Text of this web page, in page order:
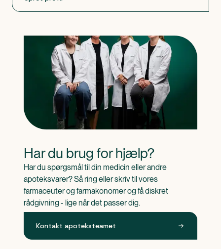
Har du brug for hjælp?
Har du spørgsmål til din medicin eller andre
apoteksvarer? Så ring eller skriv til vores
farmaceuter og farmakonomer og få diskret
rådgivning - lige når det passer dig.
Kontakt apoteksteamet